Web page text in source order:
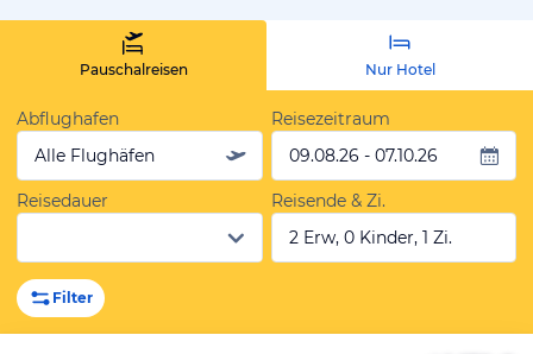
Pauschalreisen Nur Hotel
Abflughafen
Alle Flughäfen
Reisezeitraum
09.08.26 - 07.10.26
Reisedauer
Reisende & Zi.
2 Erw, 0 Kinder, 1 Zi.
Filter